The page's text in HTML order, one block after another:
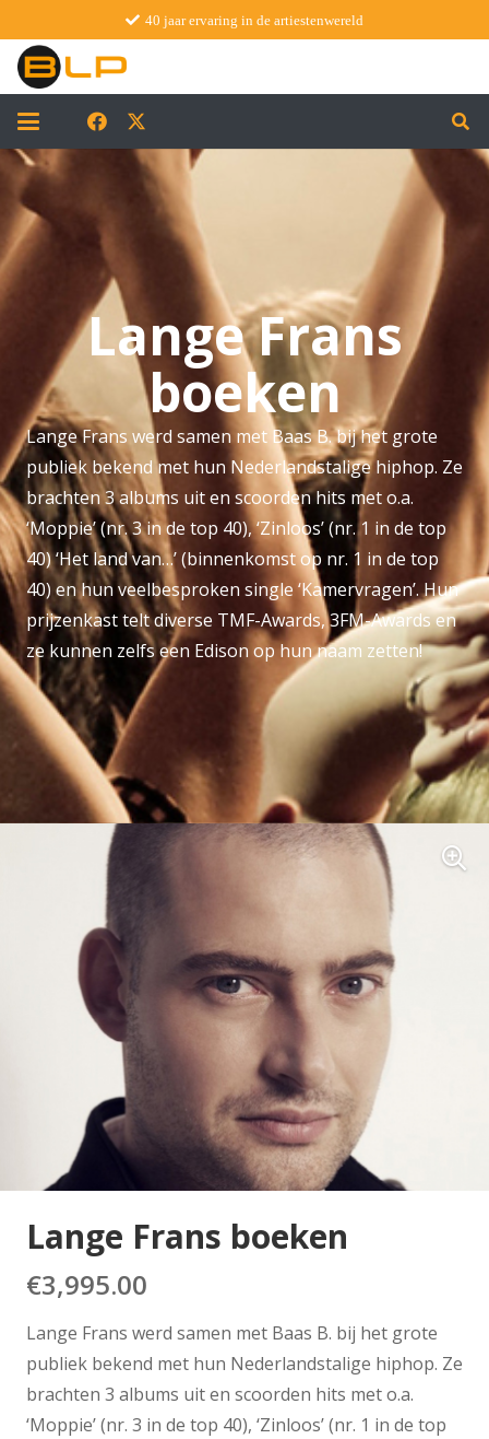
40 jaar ervaring in de artiestenwereld
Lange Frans
boeken
Lange Frans werd samen met Baas B. bij het grote
publiek bekend met hun Nederlandstalige hiphop. Ze
brachten 3 albums uit en scoorden hits met o.a.
‘Moppie’ (nr. 3 in de top 40), ‘Zinloos’ (nr. 1 in de top
40) ‘Het land van…’ (binnenkomst op nr. 1 in de top
40) en hun veelbesproken single ‘Kamervragen’. Hun
prijzenkast telt diverse TMF-Awards, 3FM-Awards en
ze kunnen zelfs een Edison op hun naam zetten!
Lange Frans boeken
€3,995.00
Lange Frans werd samen met Baas B. bij het grote
publiek bekend met hun Nederlandstalige hiphop. Ze
brachten 3 albums uit en scoorden hits met o.a.
‘Moppie’ (nr. 3 in de top 40), ‘Zinloos’ (nr. 1 in de top